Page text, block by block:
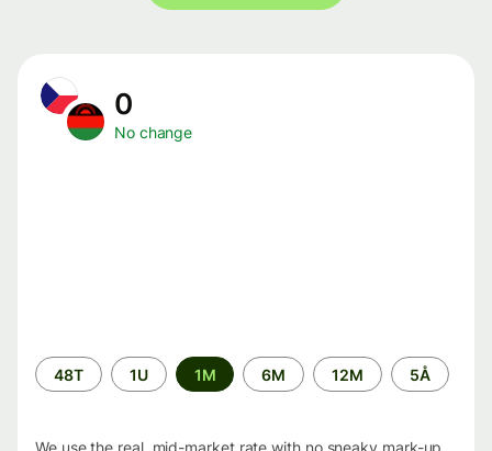
0
No change
Time
period
48T 1U 1M 6M 12M 5Å